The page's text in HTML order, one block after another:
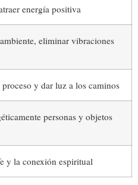
energía positiva
eliminar vibraciones
y dar luz a los caminos
personas y objetos
y la conexión espiritual